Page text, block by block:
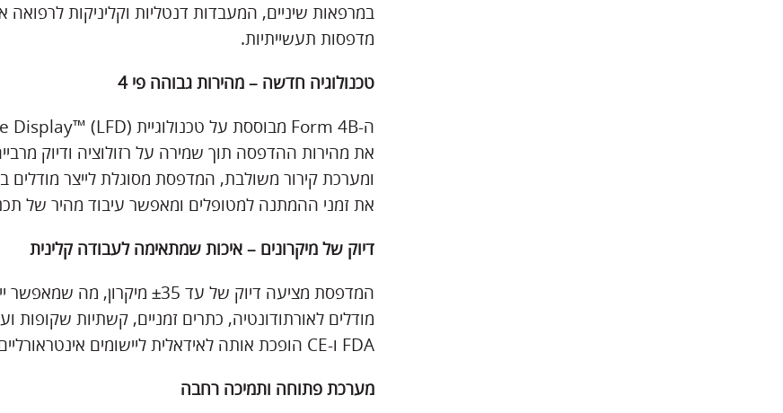
במרפאות שיניים, המעבדות דנטליות וקליניקות
מדפסות תעשייתיות.
טכנולוגיה חדשה – מהירות גבוהה פי 4
את מהירות ההדפסה תוך שמירה על רזולוציה ודיוק
את זמני ההמתנה למטופלים ומאפשר עיבוד מהיר של
דיוק של מיקרונים – איכות שמתאימה לעבודה קלינית
המדפסת מציעה דיוק של עד ±35
מודלים לאורתודונטיה, כתרים זמניים, קשתיות שקופות
FDA ו-CE הופכת אותה לאידאלית ליישומים אינטראורליים.
מערכת פתוחה ותמיכה רחבה